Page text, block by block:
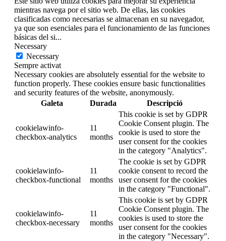
mientras navega por el sitio web. De ellas, las cookies
clasificadas como necesarias se almacenan en su navegador,
ya que son esenciales para el funcionamiento de las funciones
básicas del si...
Necessary
Necessary
Sempre activat
Necessary cookies are absolutely essential for the website to
function properly. These cookies ensure basic functionalities
and security features of the website, anonymously.
Galeta
Durada Descripció
cookielawinfo-
checkbox-analytics
11
months
This cookie is set by GDPR
Cookie Consent plugin. The
cookie is used to store the
user consent for the cookies
in the category "Analytics".
cookielawinfo-
checkbox-functional
11
months
The cookie is set by GDPR
cookie consent to record the
user consent for the cookies
in the category "Functional".
cookielawinfo-
checkbox-necessary
11
months
This cookie is set by GDPR
Cookie Consent plugin. The
cookies is used to store the
user consent for the cookies
in the category "Necessary".